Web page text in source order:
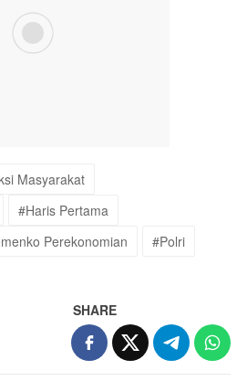
Masyarakat
#Haris Pertama
Perekonomian
#Polri
SHARE